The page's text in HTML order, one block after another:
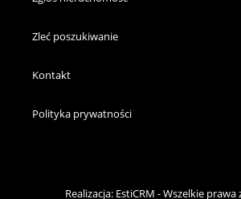
Zleć poszukiwanie
Kontakt
Polityka prywatności
Realizacja: EstiCRM - Wszelkie prawa